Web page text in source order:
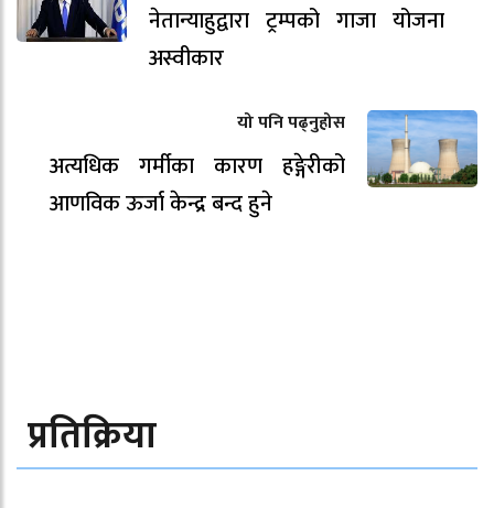
नेतान्याहुद्वारा ट्रम्पको गाजा योजना
अस्वीकार
यो पनि पढ्नुहोस
अत्यधिक गर्मीका कारण हङ्गेरीको
आणविक ऊर्जा केन्द्र बन्द हुने
प्रतिक्रिया